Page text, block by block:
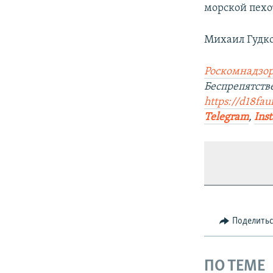
морской
Михаил
https://
Telegram,
ПО ТЕМЕ